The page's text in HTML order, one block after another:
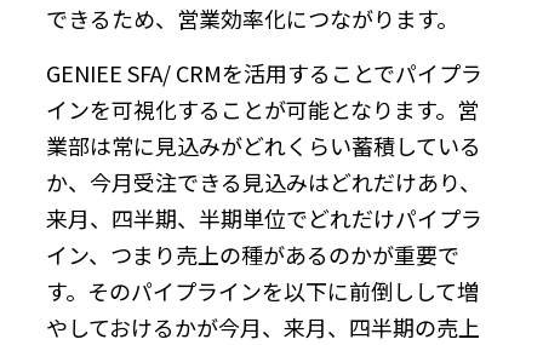
できるため、営業効率化につながります。
GENIEE SFA/ CRMを活用することでパイプラ
インを可視化することが可能となります。営
業部は常に見込みがどれくらい蓄積している
か、今月受注できる見込みはどれだけあり、
来月、四半期、半期単位でどれだけパイプラ
イン、つまり売上の種があるのかが重要で
す。そのパイプラインを以下に前倒しして増
やしておけるかが今月、来月、四半期の売上